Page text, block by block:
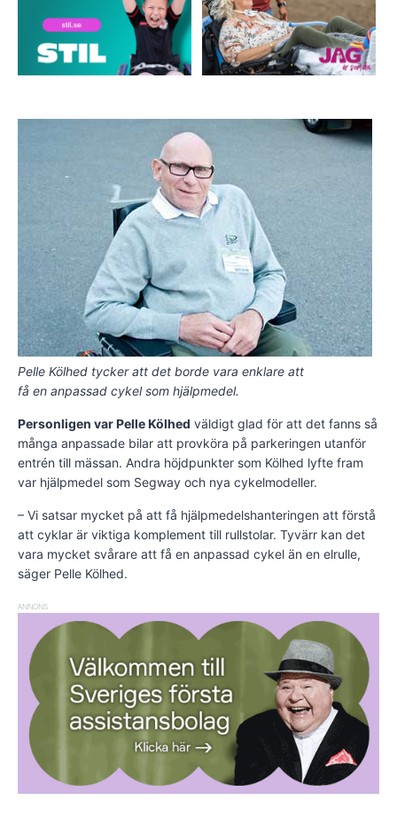
Pelle Kölhed tycker att det borde vara enklare att
få en anpassad cykel som hjälpmedel.
Personligen var Pelle Kölhed väldigt glad för att det fanns så
många anpassade bilar att provköra på parkeringen utanför
entrén till mässan. Andra höjdpunkter som Kölhed lyfte fram
var hjälpmedel som Segway och nya cykelmodeller.
– Vi satsar mycket på att få hjälpmedelshanteringen att förstå
att cyklar är viktiga komplement till rullstolar. Tyvärr kan det
vara mycket svårare att få en anpassad cykel än en elrulle,
säger Pelle Kölhed.
ANNONS